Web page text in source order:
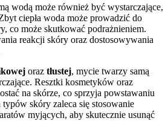
wodą może również być wystarczające,
ciepła woda może prowadzić do
co może skutkować podrażnieniem.
reakcji skóry oraz dostosowywania
oraz tłustej, mycie twarzy samą
Resztki kosmetyków oraz
na skórze, co sprzyja powstawaniu
skóry zaleca się stosowanie
myjących, aby skutecznie usunąć